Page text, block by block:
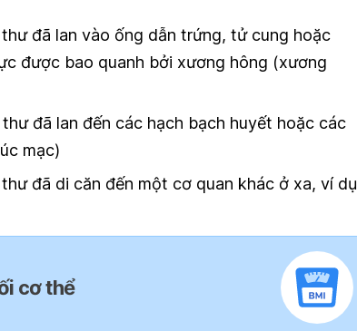
đã lan vào ống dẫn trứng, tử cung hoặc
được bao quanh bởi xương hông (xương
đã lan đến các hạch bạch huyết hoặc các
mạc)
đã di căn đến một cơ quan khác ở xa, ví dụ
cơ thể